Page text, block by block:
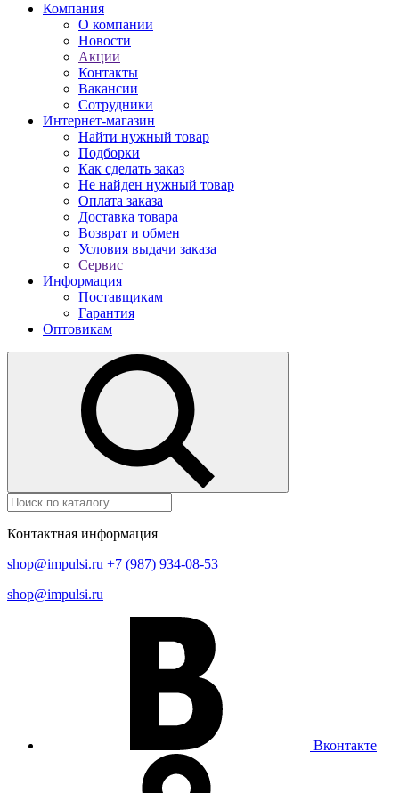
Компания
О компании
Новости
Акции
Контакты
Вакансии
Сотрудники
Интернет-магазин
Найти нужный товар
Подборки
Как сделать заказ
Не найден нужный товар
Оплата заказа
Доставка товара
Возврат и обмен
Условия выдачи заказа
Сервис
Информация
Поставщикам
Гарантия
Оптовикам
Контактная информация
shop@impulsi.ru +7 (987) 934-08-53
shop@impulsi.ru
Вконтакте